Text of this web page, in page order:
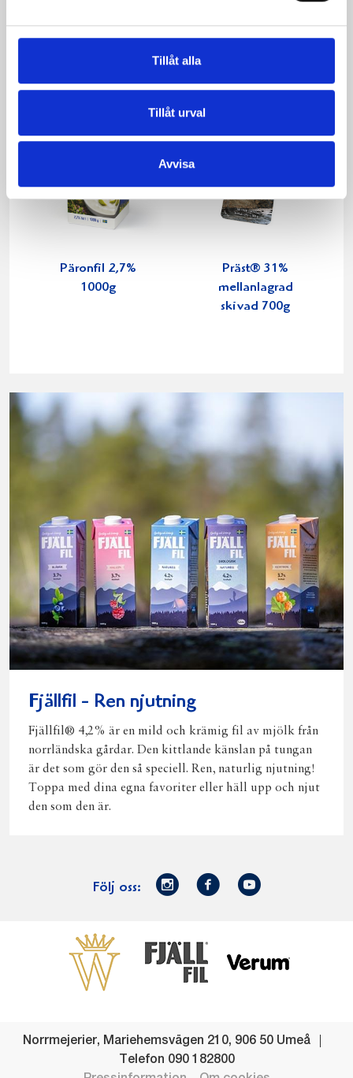
Tillåt alla
Tillåt urval
Avvisa
Produkter i receptet:
Päronfil 2,7%
1000g
Präst® 31%
mellanlagrad
skivad 700g
Fjällfil - Ren njutning
Fjällfil® 4,2% är en mild och krämig fil av mjölk från
norrländska gårdar. Den kittlande känslan på tungan
är det som gör den så speciell. Ren, naturlig njutning!
Toppa med dina egna favoriter eller häll upp och njut
den som den är.
Följ oss:
Norrmejerier
Facebook
Youtube
Gör gott för
Mjölkgården,
Norrländska
Dina
VästerbottensostFjällfil
Norrmejerier, Mariehemsvägen 210, 906 50 Umeå
Telefon 090 182800